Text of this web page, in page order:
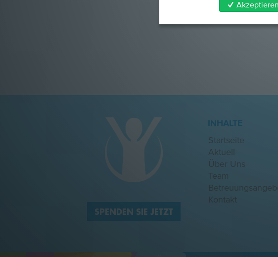
SPENDEN SIE JETZT
INHALTE
Startseite
Aktuell
Über Uns
Team
Kontakt
Akzeptieren